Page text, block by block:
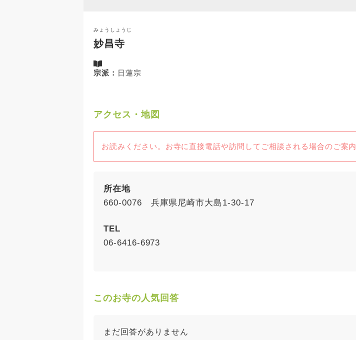
みょうしょうじ
妙昌寺
宗派： 日蓮宗
アクセス・地図
お読みください。お寺に直接電話や訪問してご相談される場合のご案内
所在地
660-0076 兵庫県尼崎市大島1-30-17
TEL
06-6416-6973
このお寺の人気回答
まだ回答がありません